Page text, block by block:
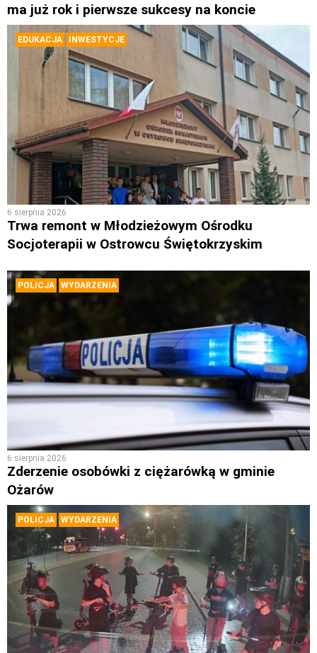
ma już rok i pierwsze sukcesy na koncie
EDUKACJA INWESTYCJE
6 sierpnia 2026
Trwa remont w Młodzieżowym Ośrodku
Socjoterapii w Ostrowcu Świętokrzyskim
POLICJA WYDARZENIA
6 sierpnia 2026
Zderzenie osobówki z ciężarówką w gminie
Ożarów
POLICJA WYDARZENIA